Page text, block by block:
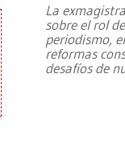
La
sobre el rol
periodismo,
reformas
desafíos de